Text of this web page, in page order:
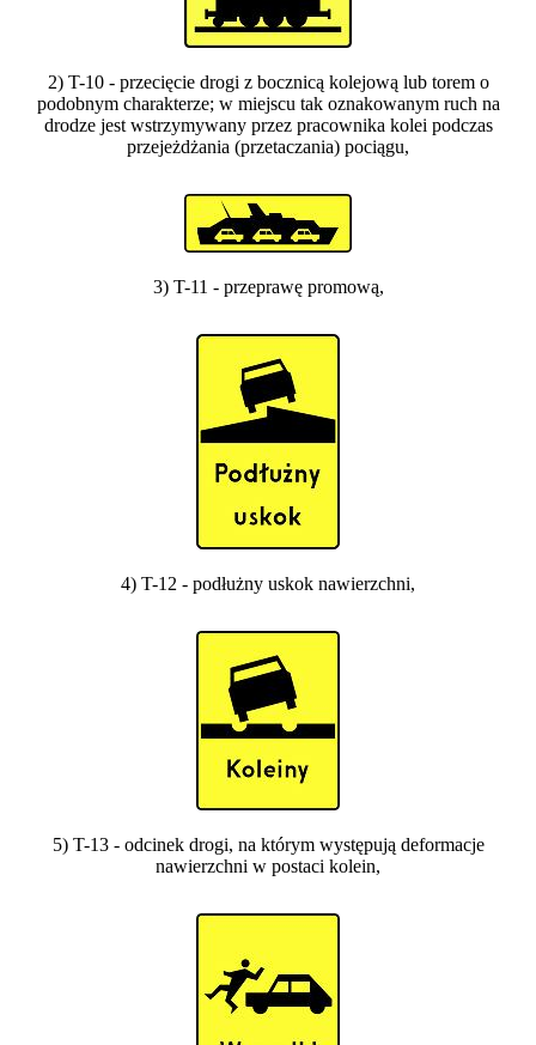
2) T-10 - przecięcie drogi z bocznicą kolejową lub torem o
podobnym charakterze; w miejscu tak oznakowanym ruch na
drodze jest wstrzymywany przez pracownika kolei podczas
przejeżdżania (przetaczania) pociągu,
3) T-11 - przeprawę promową,
4) T-12 - podłużny uskok nawierzchni,
5) T-13 - odcinek drogi, na którym występują deformacje
nawierzchni w postaci kolein,